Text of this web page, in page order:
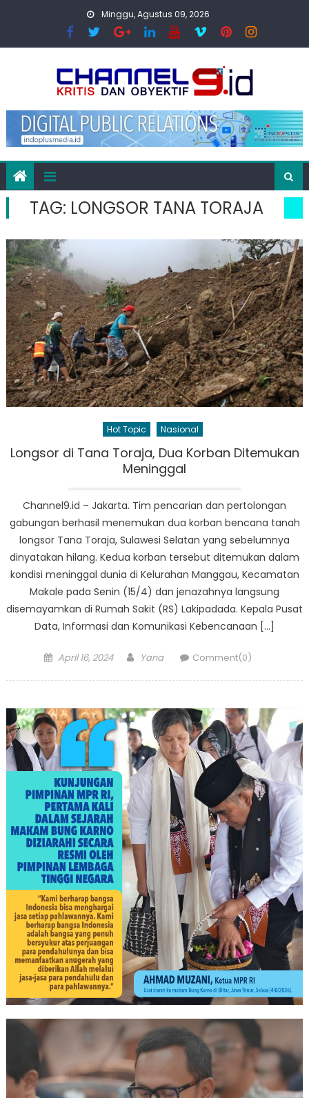
Minggu, Agustus 09, 2026
TAG: LONGSOR TANA TORAJA
Hot Topic Nasional
Longsor di Tana Toraja, Dua Korban Ditemukan
Meninggal
Channel9.id – Jakarta. Tim pencarian dan pertolongan
gabungan berhasil menemukan dua korban bencana tanah
longsor Tana Toraja, Sulawesi Selatan yang sebelumnya
dinyatakan hilang. Kedua korban tersebut ditemukan dalam
kondisi meninggal dunia di Kelurahan Manggau, Kecamatan
Makale pada Senin (15/4) dan jenazahnya langsung
disemayamkan di Rumah Sakit (RS) Lakipadada. Kepala Pusat
Data, Informasi dan Komunikasi Kebencanaan […]
Posted
April 16, 2024 Author
Yana Comment(0)